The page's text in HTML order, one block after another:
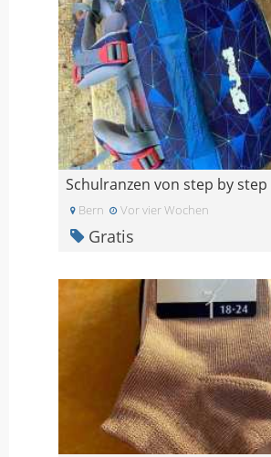
Schulranzen von step by step
Bern Vor vier Wochen
Gratis